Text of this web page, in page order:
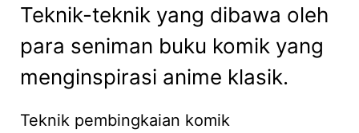
Teknik-teknik yang dibawa oleh
para seniman buku komik yang
menginspirasi anime klasik.
Teknik pembingkaian komik